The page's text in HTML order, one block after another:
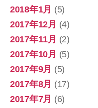
2018年1月 (5)
2017年12月 (4)
2017年11月 (2)
2017年10月 (5)
2017年9月 (5)
2017年8月 (17)
2017年7月 (6)